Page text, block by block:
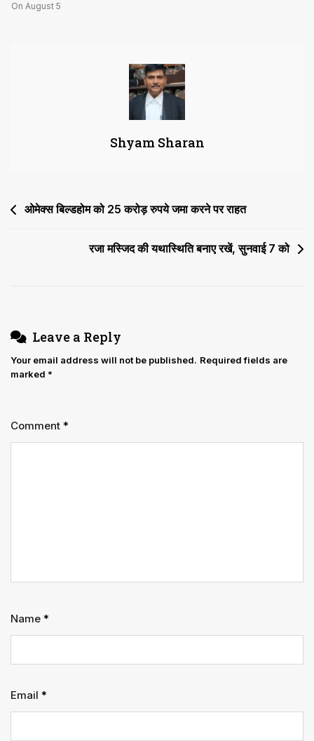
अगस्त
को
में
तलब
On August 5
Shyam Sharan
Post
ओमेक्स बिल्डहोम को 25 करोड़ रुपये जमा करने पर राहत
रजा मस्जिद की यथास्थिति बनाए रखें, सुनवाई 7 को
Leave a Reply
Your email address will not be published. Required fields are
marked *
Comment *
Name *
Email *